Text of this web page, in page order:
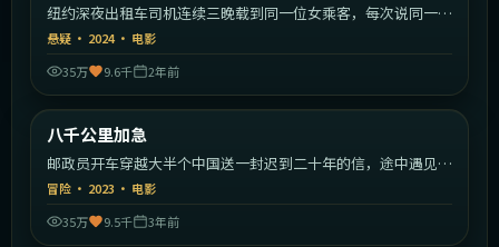
纽约深夜出租车司机连续三晚载到同一位女乘客，每次说同一句
话。
悬疑 · 2024· 电影
35万
9.6千 2年前
热门
八千公里加急
邮政员开车穿越大半个中国送一封迟到二十年的信，途中遇见各
色旅人。
冒险 · 2023 · 电影
35万
9.5千 3年前